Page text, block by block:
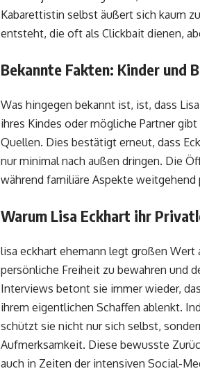
Kabarettistin selbst äußert sich kaum
entsteht, die oft als Clickbait dienen,
Bekannte Fakten: Kinder und
Was hingegen bekannt ist, ist, dass
ihres Kindes oder mögliche Partner
Quellen. Dies bestätigt erneut, dass
nur minimal nach außen dringen. Die
während familiäre Aspekte weitgehend
Warum Lisa Eckhart ihr
lisa eckhart ehemann legt großen
persönliche Freiheit zu bewahren und
Interviews betont sie immer wieder,
ihrem eigentlichen Schaffen ablenkt.
schützt sie nicht nur sich selbst,
Aufmerksamkeit. Diese bewusste
auch in Zeiten der intensiven Social-